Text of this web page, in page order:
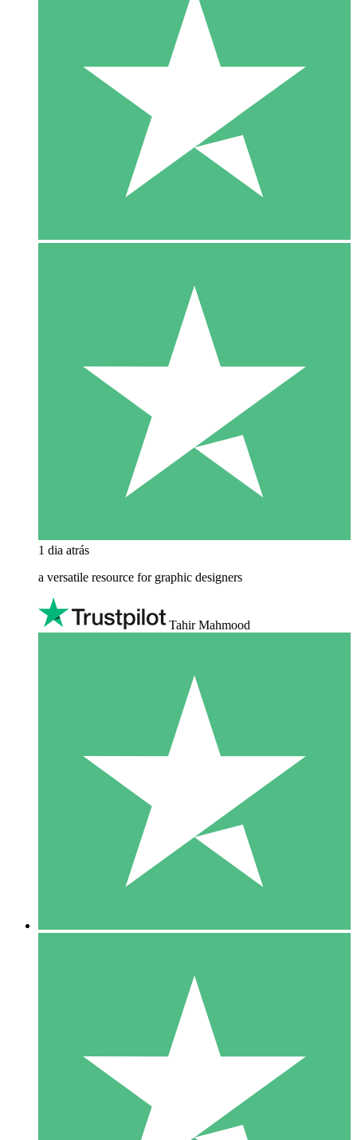
1 dia atrás
a versatile resource for graphic designers
Tahir Mahmood